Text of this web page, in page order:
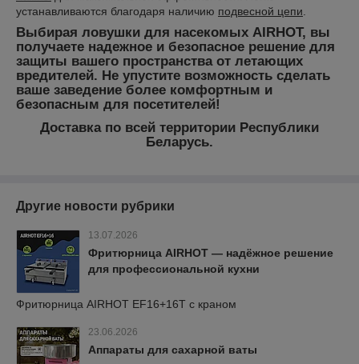
устанавливаются благодаря наличию подвесной цепи
Выбирая ловушки для насекомых AIRHOT, вы
получаете надежное и безопасное решение для
защиты вашего пространства от летающих
вредителей. Не упустите возможность сделать
ваше заведение более комфортным и
безопасным для посетителей!
Доставка по всей территории Республики
Беларусь.
Другие новости рубрики
13.07.2026
Фритюрница AIRHOT — надёжное решение
для профессиональной кухни
Фритюрница AIRHOT EF16+16T с краном
23.06.2026
Аппараты для сахарной ваты